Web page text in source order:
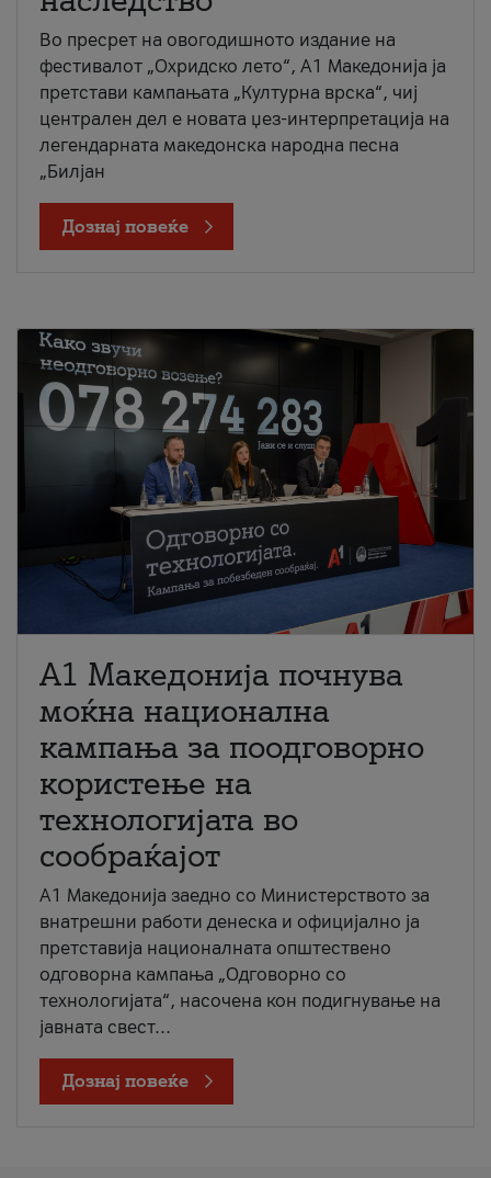
Во пресрет на овогодишното издание на
фестивалот „Охридско лето“, А1 Македонија ја
претстави кампањата „Културна врска“, чиј
централен дел е новата џез-интерпретација на
легендарната македонска народна песна
„Билјан
Дознај повеќе
A1 Македонија почнува
моќна национална
кампања за поодговорно
користење на
технологијата во
сообраќајот
A1 Македонија заедно со Министерството за
внатрешни работи денеска и официјално ја
претставија националната општествено
одговорна кампања „Одговорно со
технологијата“, насочена кон подигнување на
јавната свест...
Дознај повеќе